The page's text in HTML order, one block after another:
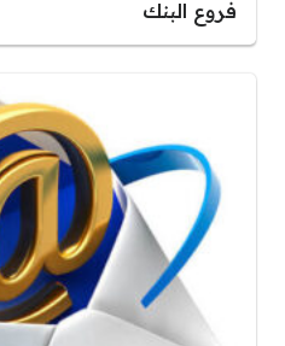
فروع البنك